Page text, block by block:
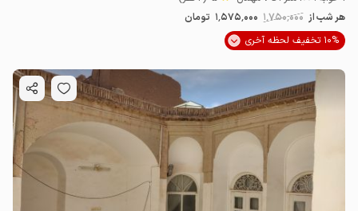
هر شب از 1٬750٬000 1٬575٬000 تومان
10% تخفیف لحظه آخری